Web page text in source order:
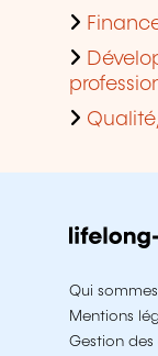
Qui
Mentions
Gestion des